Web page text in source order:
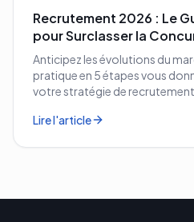
Recrutement 2026 : Le
pour Surclasser la
Anticipez les évolutions du
pratique en 5 étapes vous
votre stratégie de
Lire l'article